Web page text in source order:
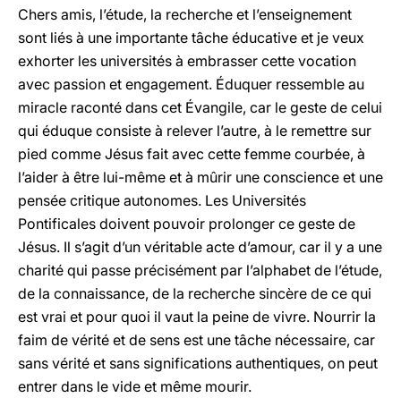
Chers amis, l’étude, la recherche et l’enseignement
sont liés à une importante tâche éducative et je veux
exhorter les universités à embrasser cette vocation
avec passion et engagement. Éduquer ressemble au
miracle raconté dans cet Évangile, car le geste de celui
qui éduque consiste à relever l’autre, à le remettre sur
pied comme Jésus fait avec cette femme courbée, à
l’aider à être lui-même et à mûrir une conscience et une
pensée critique autonomes. Les Universités
Pontificales doivent pouvoir prolonger ce geste de
Jésus. Il s’agit d’un véritable acte d’amour, car il y a une
charité qui passe précisément par l’alphabet de l’étude,
de la connaissance, de la recherche sincère de ce qui
est vrai et pour quoi il vaut la peine de vivre. Nourrir la
faim de vérité et de sens est une tâche nécessaire, car
sans vérité et sans significations authentiques, on peut
entrer dans le vide et même mourir.